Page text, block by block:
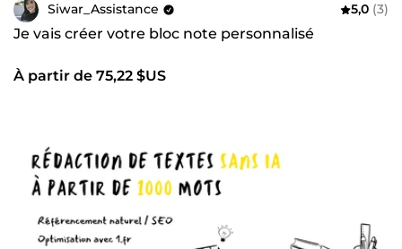
Siwar_Assistance 5,0 (3)
Je vais créer votre bloc note personnalisé
À partir de 75,22 $US